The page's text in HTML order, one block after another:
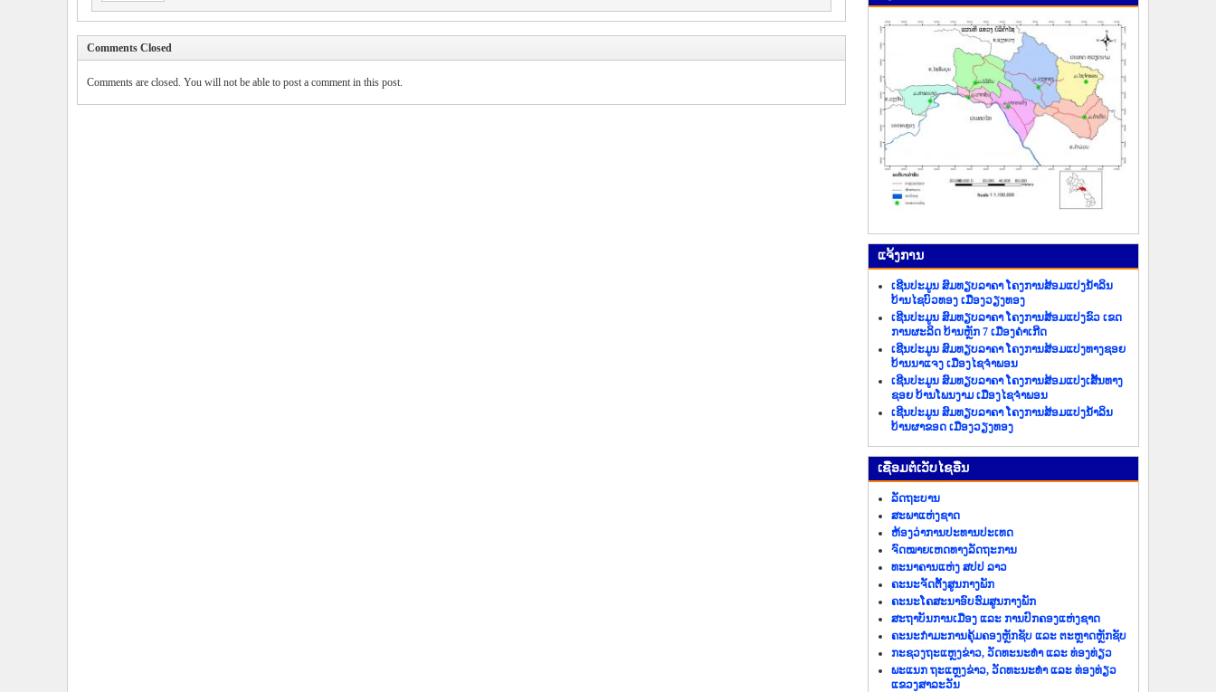
Comments Closed
Comments are closed. You will not be able to post a comment in this post.
ແຈ້ງ​ການ
ເຊີນປະມູນ ສົມທຽບລາຄາ ໂຄງການສ້ອມແປງນ້ຳລິນ
ບ້ານໄຊບົວທອງ ເມືອງວຽງທອງ
ເຊີນປະມູນ ສົມທຽບລາຄາ ໂຄງການສ້ອມແປງຂົວ ເຂດ
ການຜະລິດ ບ້ານຫຼັກ 7 ເມືອງຄຳເກີດ
ເຊີນປະມູນ ສົມທຽບລາຄາ ໂຄງການສ້ອມແປງທາງຊອຍ
ບ້ານນາແຈງ ເມືອງໄຊຈຳພອນ
ເຊີນປະມູນ ສົມທຽບລາຄາ ໂຄງການສ້ອມແປງເສັ້ນທາງ
ຊອຍ ບ້ານໂພນງາມ ເມືອງໄຊຈຳພອນ
ເຊີນປະມູນ ສົມທຽບລາຄາ ໂຄງການສ້ອມແປງນ້ຳລິນ
ບ້ານຜາຂອດ ເມືອງວຽງທອງ
​ເຊື່ອມ​ຕໍ່​ເວັບ​ໄຊ​ອື່ນ
ລັດ​ຖະ​ບານ
ສະພາແຫ່ງຊາດ
ຫ້ອງວ່າການປະທານປະເທດ
ຈົດໝາຍເຫດທາງລັດຖະການ
ທະນາຄານແຫ່ງ ສປປ ລາວ
ຄະນະຈັດຕັ້ງສູນກາງພັກ
ຄະນະໂຄສະນາອົບຮົມສູນກາງພັກ
ສະຖາບັນການເມືອງ ແລະ ການປົກຄອງແຫ່ງຊາດ
ຄະນະ​ກຳມະການ​ຄຸ້ມ​ຄອງ​ຫຼັກ​ຊັບ ແລະ ຕະຫຼາດຫຼັກຊັບ
ກະຊວງຖະແຫຼງຂ່າວ, ວັດທະນະທຳ ແລະ ທ່ອງທ່ຽວ
ພະແນກ ຖະແຫຼງຂ່າວ, ວັດທະນະທຳ ແລະ ທ່ອງທ່ຽວ
ແຂວງສາລະວັນ